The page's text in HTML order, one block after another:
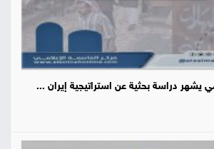
يشهر دراسة بحثية عن استراتيجية إيران ...